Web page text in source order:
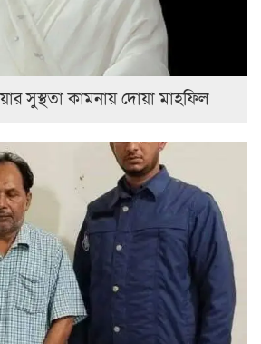
সুস্থতা কামনায় দোয়া মাহফিল